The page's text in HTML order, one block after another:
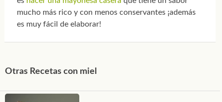
mucho más rico y con menos conservantes ¡además
es muy fácil de elaborar!
Otras Recetas con miel